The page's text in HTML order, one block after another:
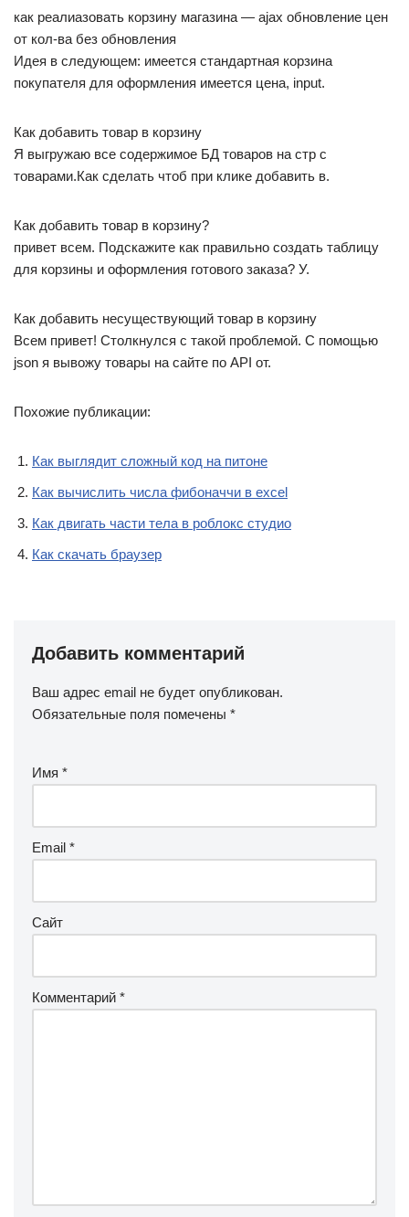
как реалиазовать корзину магазина — ajax обновление цен
от кол-ва без обновления
Идея в следующем: имеется стандартная корзина
покупателя для оформления имеется цена, input.
Как добавить товар в корзину
Я выгружаю все содержимое БД товаров на стр с
товарами.Как сделать чтоб при клике добавить в.
Как добавить товар в корзину?
привет всем. Подскажите как правильно создать таблицу
для корзины и оформления готового заказа? У.
Как добавить несуществующий товар в корзину
Всем привет! Столкнулся с такой проблемой. С помощью
json я вывожу товары на сайте по API от.
Похожие публикации:
Как выглядит сложный код на питоне
Как вычислить числа фибоначчи в excel
Как двигать части тела в роблокс студио
Как скачать браузер
Добавить комментарий
Ваш адрес email не будет опубликован.
Обязательные поля помечены *
Имя *
Email *
Сайт
Комментарий *